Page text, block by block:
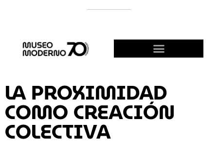
LA PROXIMIDAD
COMO CREACIÓN
COLECTIVA